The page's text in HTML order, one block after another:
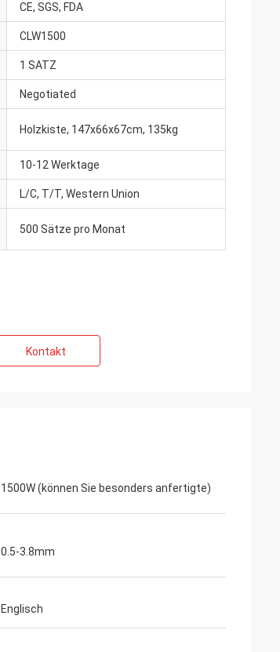
CE, SGS, FDA
CLW1500
1 SATZ
Negotiated
Holzkiste, 147x66x67cm, 135kg
10-12 Werktage
L/C, T/T, Western Union
500 Sätze pro Monat
Kontakt
1500W (können Sie besonders anfertigte)
0.5-3.8mm
Englisch